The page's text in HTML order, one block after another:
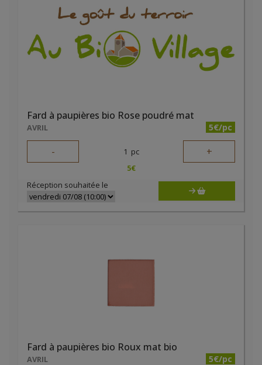
Fard à paupières bio Rose poudré mat
AVRIL 5€/pc
- 1 pc +
5€
Réception souhaitée le
Fard à paupières bio Roux mat bio
AVRIL 5€/pc